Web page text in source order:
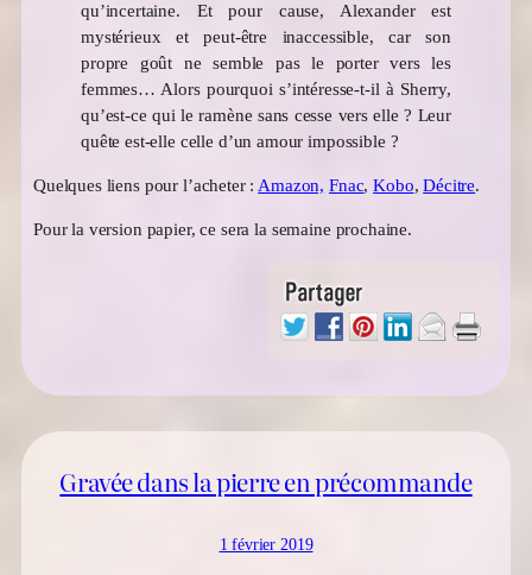
qu’incertaine. Et pour cause, Alexander est
mystérieux et peut-être inaccessible, car son
propre goût ne semble pas le porter vers les
femmes… Alors pourquoi s’intéresse-t-il à Sherry,
qu’est-ce qui le ramène sans cesse vers elle ? Leur
quête est-elle celle d’un amour impossible ?
Quelques liens pour l’acheter :Amazon, Fnac,Kobo,Décitre.
Pour la version papier, ce sera la semaine prochaine.
Gravée dans la pierre en précommande
1 février 2019